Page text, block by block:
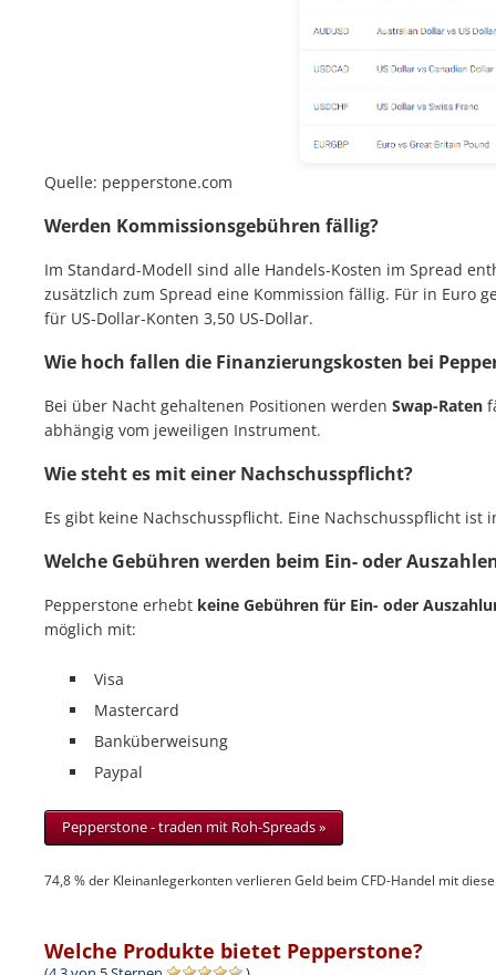
Quelle: pepperstone.com
Werden Kommissionsgebühren fällig?
Im Standard-Modell sind alle Handels-Kosten im Spread
zusätzlich zum Spread eine Kommission fällig. Für in Euro
für US-Dollar-Konten 3,50 US-Dollar.
Wie hoch fallen die Finanzierungskosten bei
Bei über Nacht gehaltenen Positionen werden Swap-Raten
abhängig vom jeweiligen Instrument.
Wie steht es mit einer Nachschusspflicht?
Es gibt keine Nachschusspflicht. Eine Nachschusspflicht ist
Welche Gebühren werden beim Ein- oder
Pepperstone erhebt keine Gebühren für Ein- oder
möglich mit:
Visa
Mastercard
Banküberweisung
Paypal
Pepperstone - traden mit Roh-Spreads »
74,8 % der Kleinanlegerkonten verlieren Geld beim CFD-Handel mit
Welche Produkte bietet Pepperstone?